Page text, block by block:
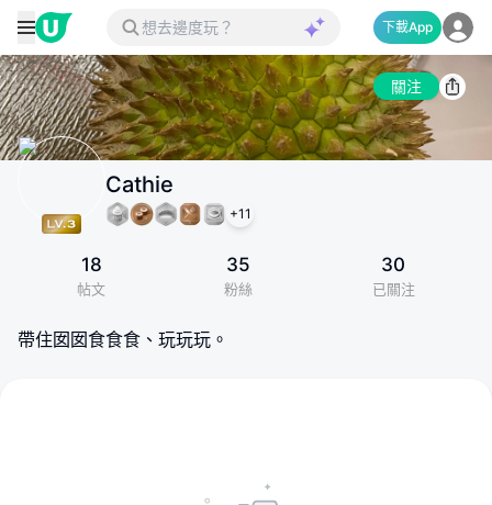
下載App
關注
Cathie
+11
18
帖文
35
粉絲
30
已關注
帶住囡囡食食食、玩玩玩。